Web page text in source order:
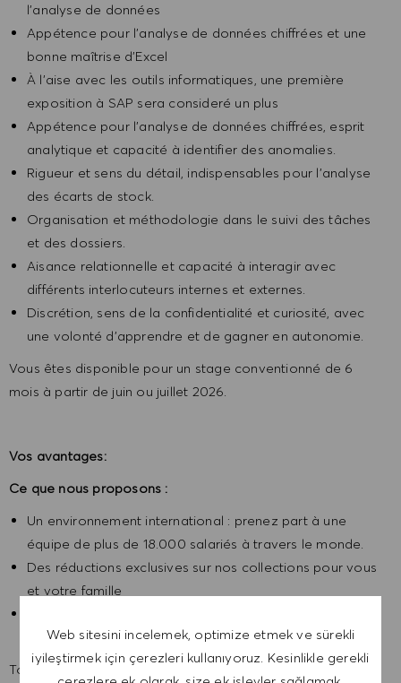
Web sitesini incelemek, optimize etmek ve sürekli
iyileştirmek için çerezleri kullanıyoruz. Kesinlikle gerekli
l’analyse de données
Appétence pour l’analyse de données chiffrées et une
bonne maîtrise d’Excel
À l’aise avec les outils informatiques, une première
exposition à SAP sera consideré un plus
Appétence pour l’analyse de données chiffrées, esprit
analytique et capacité à identifier des anomalies.
Rigueur et sens du détail, indispensables pour l’analyse
des écarts de stock.
Organisation et méthodologie dans le suivi des tâches
et des dossiers.
Aisance relationnelle et capacité à interagir avec
différents interlocuteurs internes et externes.
Discrétion, sens de la confidentialité et curiosité, avec
une volonté d’apprendre et de gagner en autonomie.
Vous êtes disponible pour un stage conventionné de 6
mois à partir de juin ou juillet 2026.
Vos avantages:
Ce que nous proposons :
Un environnement international : prenez part à une
équipe de plus de 18.000 salariés à travers le monde.
Des réductions exclusives sur nos collections pour vous
et votre famille
transports en commun et des tickets restaurant.
Tous les BOSS ont une histoire à raconter, envoyez-nous